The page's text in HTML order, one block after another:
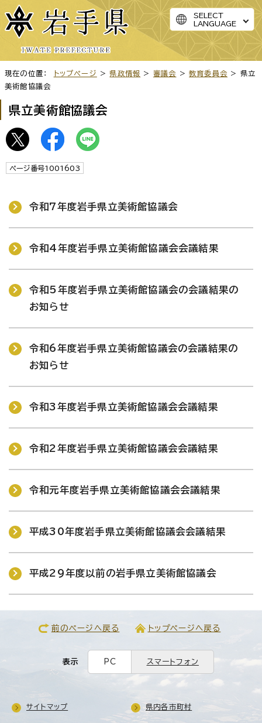
SELECT
LANGUAGE
現在の位置： トップページ > 県政情報 > 審議会 >教育委員会 > 県立
美術館協議会
県立美術館協議会
ページ番号1001603
令和7年度岩手県立美術館協議会
令和4年度岩手県立美術館協議会会議結果
令和5年度岩手県立美術館協議会の会議結果の
お知らせ
令和6年度岩手県立美術館協議会の会議結果の
お知らせ
令和3年度岩手県立美術館協議会会議結果
令和2年度岩手県立美術館協議会会議結果
令和元年度岩手県立美術館協議会会議結果
平成30年度岩手県立美術館協議会会議結果
平成29年度以前の岩手県立美術館協議会
前のページへ戻る トップページへ戻る
表示 PC スマートフォン
サイトマップ 県内各市町村